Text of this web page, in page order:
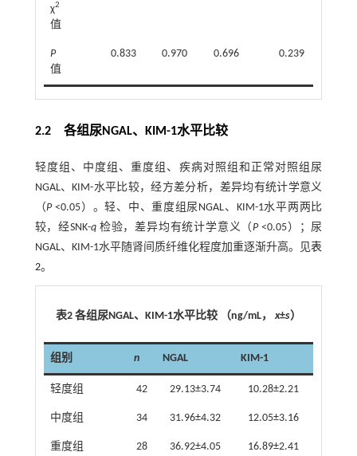
χ2
值
P
值
0.833 0.970 0.696 0.239
2.2 各组尿NGAL、KIM-1水平比较
轻度组、中度组、重度组、疾病对照组和正常对照组尿
NGAL、KIM-水平比较，经方差分析，差异均有统计学意义
（P<0.05）。轻、中、重度组尿NGAL、KIM-1水平两两比
较，经SNK-q 检验，差异均有统计学意义（P<0.05）；尿
NGAL、KIM-1水平随肾间质纤维化程度加重逐渐升高。见表
2。
表2 各组尿NGAL、KIM-1水平比较 （ng/mL， x±s）
组别 n NGAL KIM-1
轻度组 42 29.13±3.74 10.28±2.21
中度组 34 31.96±4.32 12.05±3.16
重度组 28 36.92±4.05 16.89±2.41